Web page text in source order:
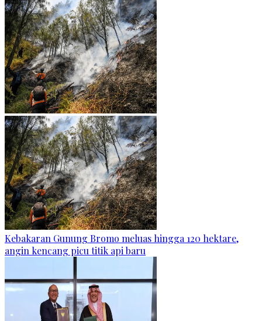
Kebakaran Gunung Bromo meluas hingga 120 hektare,
angin kencang picu titik api baru